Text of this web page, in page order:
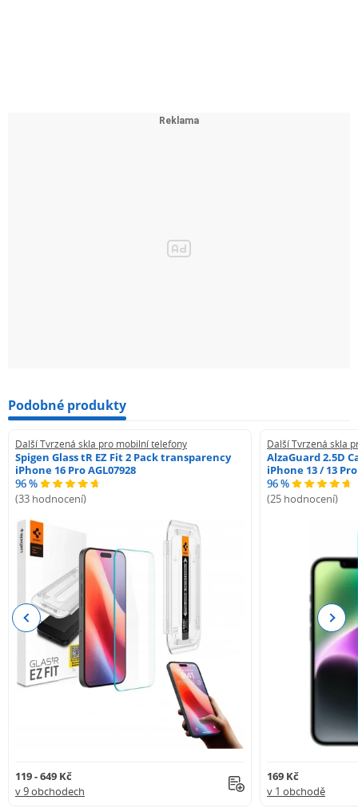
Podobné produkty
Další Tvrzená skla pro mobilní telefony
Spigen Glass tR EZ Fit 2 Pack transparency
iPhone 16 Pro AGL07928
96 %
(33 hodnocení)
119 - 649 Kč
v 9 obchodech
Další Tvrzená skla
AlzaGuard 2.5D
iPhone 13 / 13 Pro
96 %
(25 hodnocení)
169 Kč
v 1 obchodě
Previous Next